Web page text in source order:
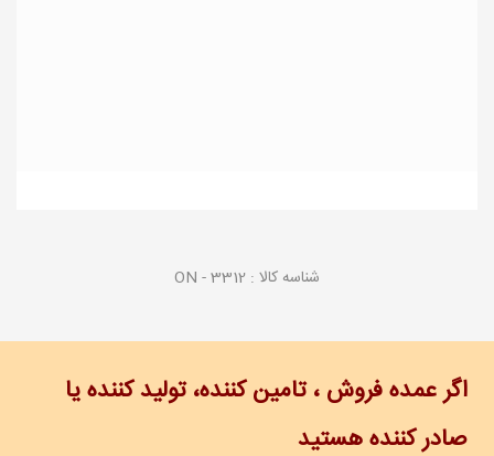
شناسه کالا : ON - 3312
اگر عمده فروش ، تامین کننده، تولید کننده یا
صادر کننده هستید